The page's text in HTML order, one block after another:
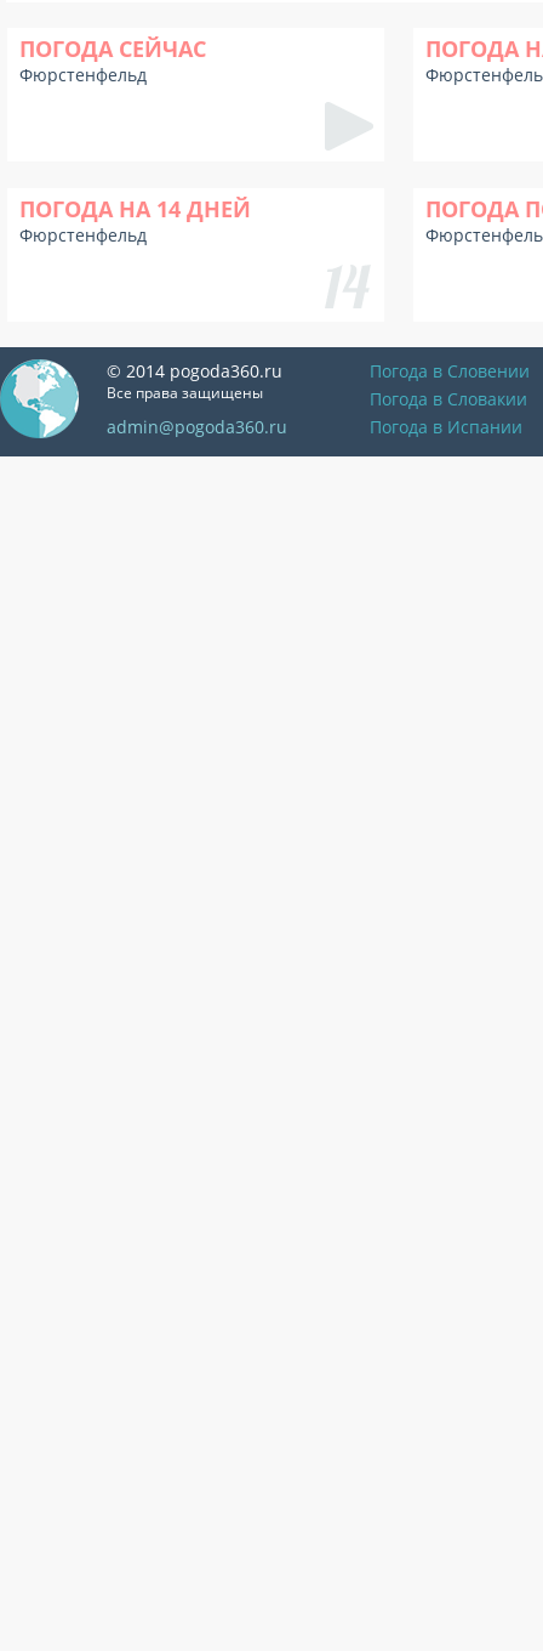
ПОГОДА СЕЙЧАС
Фюрстенфельд
ПОГОДА
ПОГОДА НА 14 ДНЕЙ
Фюрстенфельд
ПОГОДА
© 2014 pogoda360.ru
Все права защищены
admin@pogoda360.ru
Погода в Словении
Погода в Словакии
Погода в Испании